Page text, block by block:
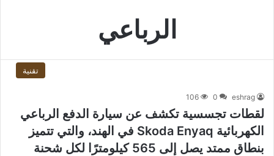
الرباعي
تقنية
eshrag
0
106
لقطات تجسسية تكشف عن سيارة الدفع الرباعي
الكهربائية Skoda Enyaq في الهند، والتي تتميز
بنطاق ممتد يصل إلى 565 كيلومترًا لكل شحنة